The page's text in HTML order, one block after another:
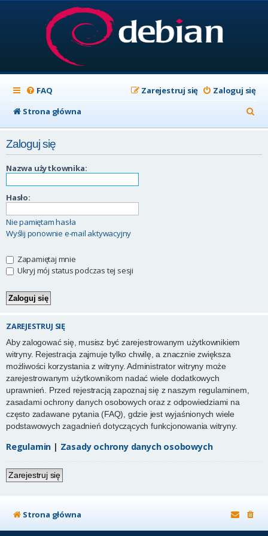
FAQ Zaloguj się
Zarejestruj się
Strona główna
z
Zaloguj się
Nazwa użytkownika:
Hasło:
Nie pamiętam hasła
Wyślij ponownie e-mail aktywacyjny
Zapamiętaj mnie
Ukryj mój status podczas tej sesji
ZAREJESTRUJ SIĘ
Aby zalogować się, musisz być zarejestrowanym użytkownikiem
witryny. Rejestracja zajmuje tylko chwilę, a znacznie zwiększa
możliwości korzystania z witryny. Administrator witryny może
zarejestrowanym użytkownikom nadać wiele dodatkowych
uprawnień. Przed rejestracją zapoznaj się z naszym regulaminem,
zasadami ochrony danych osobowych oraz z odpowiedziami na
często zadawane pytania (FAQ), gdzie jest wyjaśnionych wiele
podstawowych zagadnień dotyczących funkcjonowania witryny.
Regulamin | Zasady ochrony danych osobowych
Zarejestruj się
Strona główna